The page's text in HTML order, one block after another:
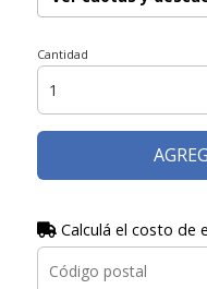
Cantidad
Calculá el costo de